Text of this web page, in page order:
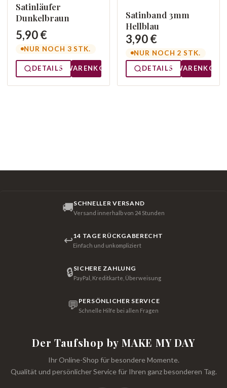
Satinläufer
Dunkelbraun
5,90 €
NUR NOCH 3 STK.
DETAILS WARENKORB
Satinband 3mm
Hellblau
3,90 €
NUR NOCH 2 STK.
DETAILS
WARENKORB
🚚SCHNELLER VERSAND
Versand innerhalb von 24 Stunden
↩14 TAGE RÜCKGABERECHT
Einfach und unkompliziert
🔒SICHERE ZAHLUNG
PayPal, Kreditkarte, Überweisung
💬 PERSÖNLICHER SERVICE
Schnelle Hilfe bei allen Fragen
Der Taufshop by MAKE MY DAY
Ihr Online-Shop für besondere Momente.
Qualität und persönlicher Service für Ihren ganz besonderen Tag.